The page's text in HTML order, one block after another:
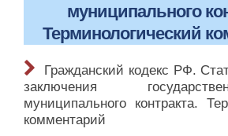
Законодательство
муниципального
Терминологический
Гражданский кодекс РФ.
заключения
муниципального контракта.
комментарий